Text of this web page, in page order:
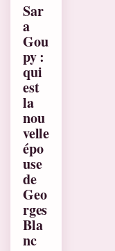
Sar
a
Gou
py :
qui
est
la
nou
velle
épo
use
de
Geo
rges
Bla
nc